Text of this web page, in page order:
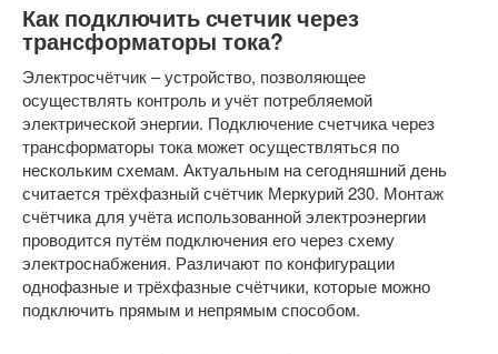
Как подключить счетчик через
трансформаторы тока?
Электросчётчик – устройство, позволяющее
осуществлять контроль и учёт потребляемой
электрической энергии. Подключение счетчика через
трансформаторы тока может осуществляться по
нескольким схемам. Актуальным на сегодняшний день
считается трёхфазный счётчик Меркурий 230. Монтаж
счётчика для учёта использованной электроэнергии
проводится путём подключения его через схему
электроснабжения. Различают по конфигурации
однофазные и трёхфазные счётчики, которые можно
подключить прямым и непрямым способом.